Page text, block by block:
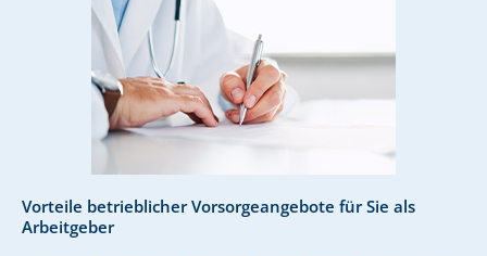
Vorteile betrieblicher Vorsorgeangebote für Sie als
Arbeitgeber